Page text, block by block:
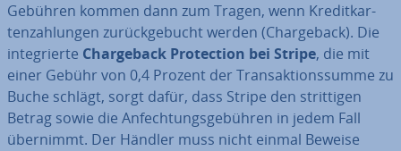
Gebühren kommen dann zum Tragen, wenn Kre­dit­kar­
ten­zah­lun­gen zu­rück­ge­bucht werden (Char­ge­back). Die
in­te­grier­te Char­ge­back Pro­tec­tion bei Stripe, die mit
einer Gebühr von 0,4 Prozent der Trans­ak­ti­ons­sum­me zu
Buche schlägt, sorgt dafür, dass Stripe den strit­ti­gen
Betrag sowie die An­fech­tungs­ge­büh­ren in jedem Fall
übernimmt. Der Händler muss nicht einmal Beweise